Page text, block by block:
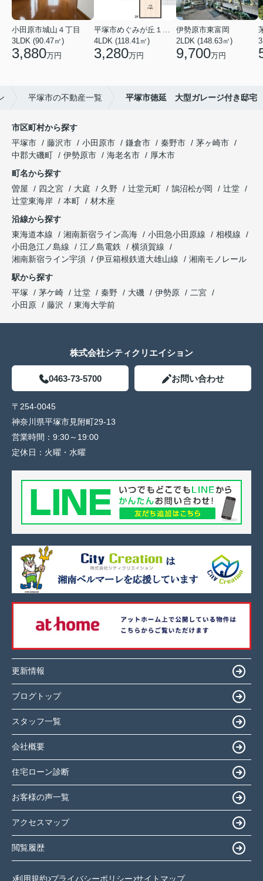
小田原市城山４丁目
3LDK (90.47㎡)
3,880万円
平塚市めぐみが丘１丁目
4LDK (118.41㎡)
3,280万円
伊勢原市東富岡
2LDK (148.63㎡)
9,700万円
平塚市の不動産一覧 平塚市徳延 大型ガレージ付き邸宅
市区町村から探す
平塚市
藤沢市 小田原市 鎌倉市 秦野市
茅ヶ崎市
中郡大磯町
伊勢原市 海老名市
厚木市
町名から探す
曽屋
四之宮 大庭 久野 辻堂元町 鵠沼松が岡
辻堂
辻堂東海岸
本町
材木座
沿線から探す
東海道本線
湘南新宿ライン高海 小田急小田原線
相模線
小田急江ノ島線
江ノ島電鉄
横須賀線
湘南新宿ライン宇須
伊豆箱根鉄道大雄山線
湘南モノレール
駅から探す
平塚
茅ケ崎 辻堂 秦野 大磯 伊勢原
二宮
小田原
藤沢 東海大学前
株式会社シティクリエイション
0463-73-5700 お問い合わせ
〒254-0045
神奈川県平塚市見附町29-13
営業時間： 9:30～19:00
定休日： 火曜・水曜
更新情報
ブログトップ
スタッフ一覧
会社概要
住宅ローン診断
お客様の声一覧
アクセスマップ
閲覧履歴
利用規約 プライバシーポリシー サイトマップ